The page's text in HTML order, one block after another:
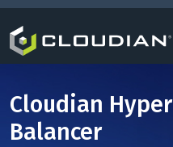
Cloudian
Balancer